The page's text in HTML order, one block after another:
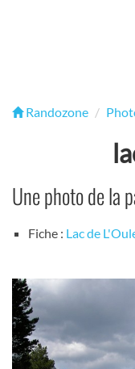
Randozone
Une photo de la
Fiche : Lac de